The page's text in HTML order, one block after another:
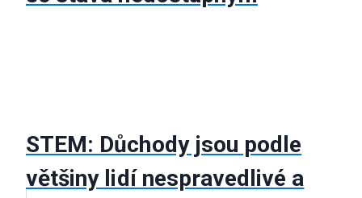
STEM: Důchody jsou podle
většiny lidí nespravedlivé a